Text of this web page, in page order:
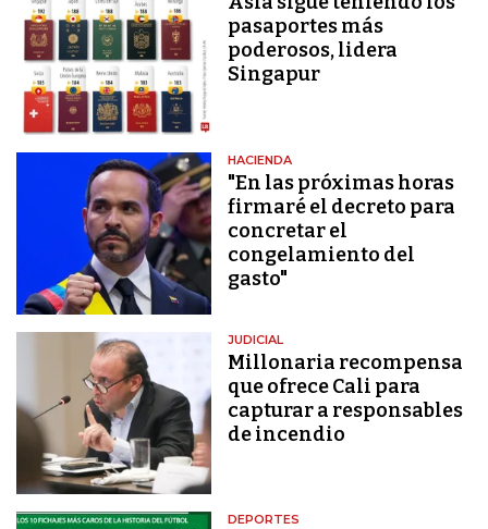
pasaportes más
poderosos, lidera
Singapur
HACIENDA
"En las próximas horas
firmaré el decreto para
concretar el
congelamiento del
gasto"
JUDICIAL
Millonaria recompensa
que ofrece Cali para
capturar a responsables
de incendio
DEPORTES